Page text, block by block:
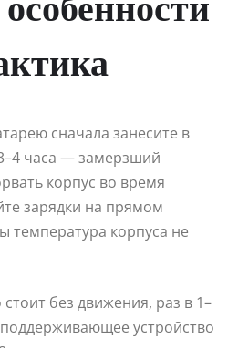
сначала занесите в
часа — замерзший
корпус во время
зарядки на прямом
температура корпуса не
без движения, раз в 1–
устройство